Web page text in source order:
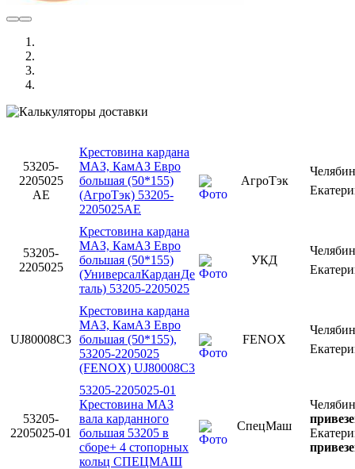
53205-
2205025
AE
Крестовина кардана
МАЗ, КамАЗ Евро
большая (50*155)
(АгроТэк) 53205-
2205025AE
АгроТэк
53205-
2205025
Крестовина кардана
МАЗ, КамАЗ Евро
большая (50*155)
(УниверсалКарданДе
таль) 53205-2205025
УКД
UJ80008C3
Крестовина кардана
МАЗ, КамАЗ Евро
большая (50*155),
53205-2205025
(FENOX) UJ80008C3
FENOX
53205-
2205025-01
53205-2205025-01
Крестовина МАЗ
вала карданного
большая 53205 в
сборе+ 4 стопорных
кольц СПЕЦМАШ
СпецМаш